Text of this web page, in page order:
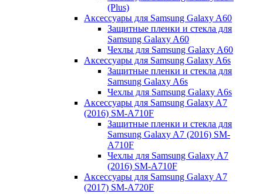
(Plus)
Аксессуары для Samsung Galaxy A60
Защитные пленки и стекла для
Samsung Galaxy A60
Чехлы для Samsung Galaxy A60
Аксессуары для Samsung Galaxy A6s
Защитные пленки и стекла для
Samsung Galaxy A6s
Чехлы для Samsung Galaxy A6s
Аксессуары для Samsung Galaxy A7
(2016) SM-A710F
Защитные пленки и стекла для
Samsung Galaxy A7 (2016) SM-
A710F
Чехлы для Samsung Galaxy A7
(2016) SM-A710F
Аксессуары для Samsung Galaxy A7
(2017) SM-A720F